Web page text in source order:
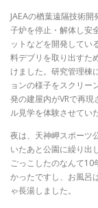
JAEAの楢葉遠隔技術
子炉を停止・解体し安
ットなどを開発してい
料デブリを取り出すた
けました。研究管理棟
ョンの様子をスクリー
発の建屋内がVRで再
ル見学を体験させてい
夜は、天神岬スポーツ
いたあと公園に繰り出
ごっこしたのなんて
かったですし、お風呂
ゃ長湯しました。